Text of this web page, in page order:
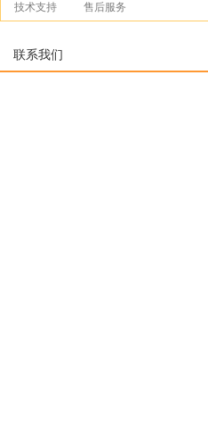
技术支持 售后服务
联系我们